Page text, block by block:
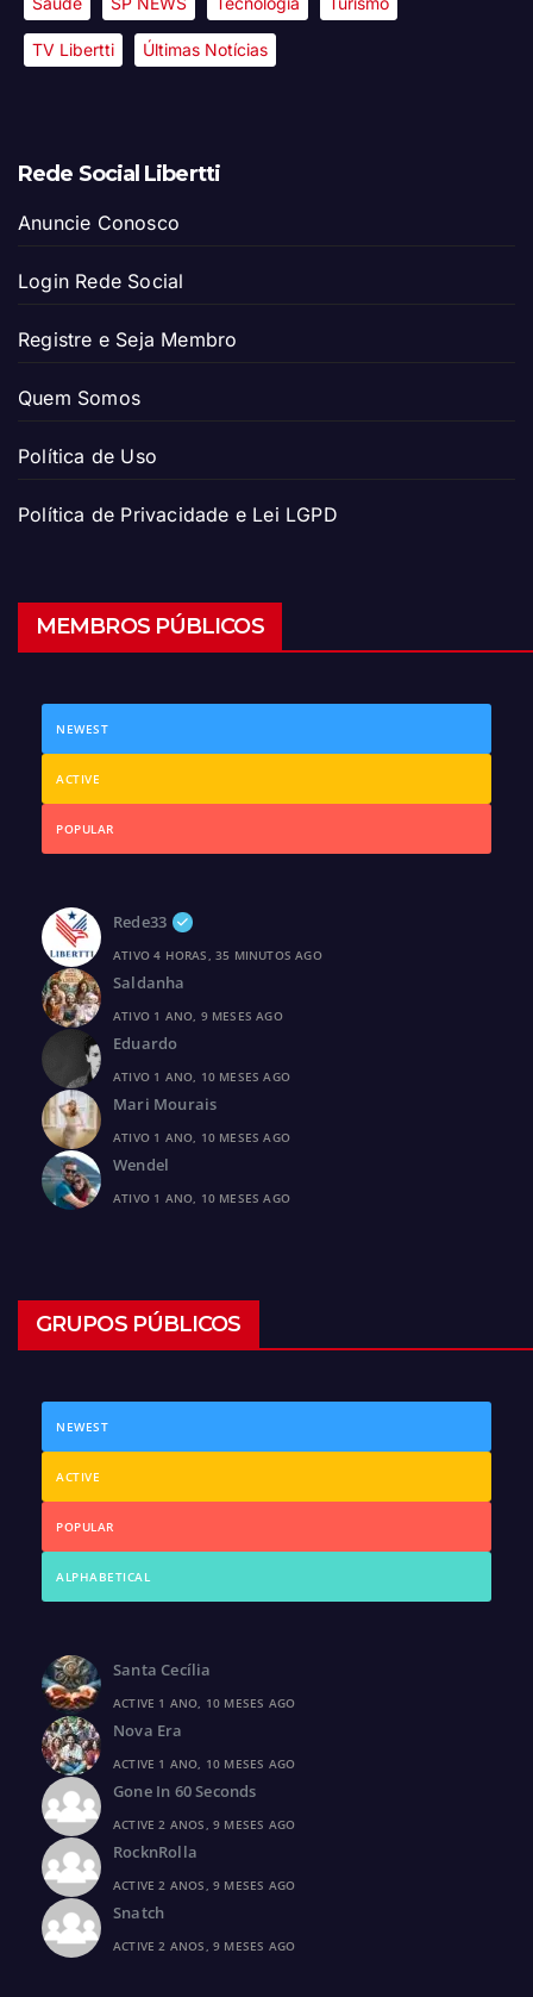
TV Libertti Últimas Notícias
Rede Social Libertti
Anuncie Conosco
Login Rede Social
Registre e Seja Membro
Quem Somos
Política de Uso
Política de Privacidade e Lei LGPD
MEMBROS PÚBLICOS
NEWEST
ACTIVE
POPULAR
Rede33
ATIVO 4 HORAS, 35 MINUTOS AGO
Saldanha
ATIVO 1 ANO, 9 MESES AGO
Eduardo
ATIVO 1 ANO, 10 MESES AGO
Mari Mourais
ATIVO 1 ANO, 10 MESES AGO
Wendel
ATIVO 1 ANO, 10 MESES AGO
GRUPOS PÚBLICOS
NEWEST
ACTIVE
POPULAR
ALPHABETICAL
Santa Cecília
ACTIVE 1 ANO, 10 MESES AGO
Nova Era
ACTIVE 1 ANO, 10 MESES AGO
Gone In 60 Seconds
ACTIVE 2 ANOS, 9 MESES AGO
RocknRolla
ACTIVE 2 ANOS, 9 MESES AGO
Snatch
ACTIVE 2 ANOS, 9 MESES AGO